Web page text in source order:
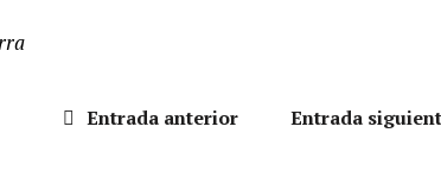
Entrada anterior Entrada